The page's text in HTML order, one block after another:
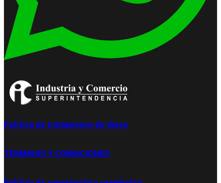
Política de tratamiento de datos
TERMINOS Y CONDICIONES